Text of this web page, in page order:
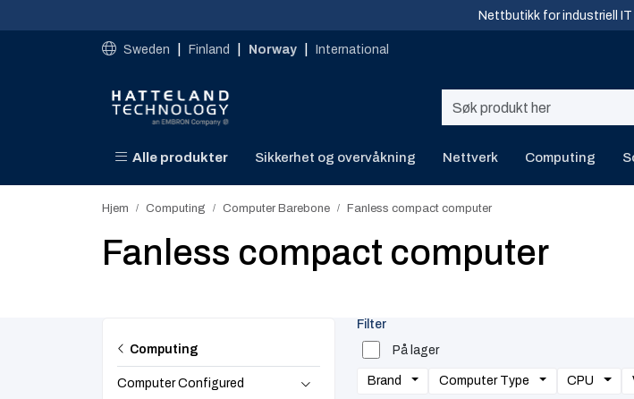
Nettbutikk for industriell
Sweden Finland Norway International
Alle produkter Sikkerhet og overvåkning Nettverk Computing
Hjem Computing Computer Barebone Fanless compact computer
Fanless compact computer
Filter
På lager
Brand Computer Type CPU
Computing
Computer Configured